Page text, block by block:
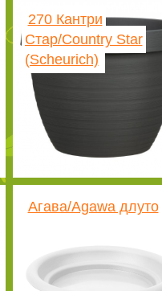
270 Кантри
Стар/Country Star
(Scheurich)
Агава/Agawa длуто